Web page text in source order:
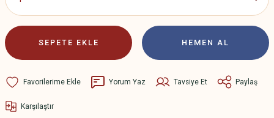
SEPETE EKLE HEMEN AL
Yorum Yaz Tavsiye Et Paylaş
Karşılaştır